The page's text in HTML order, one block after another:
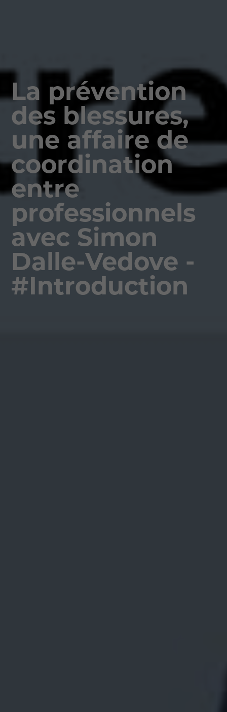
La prévention
des blessures,
une affaire de
coordination
entre
professionnels
avec Simon
Dalle-Vedove -
#Introduction